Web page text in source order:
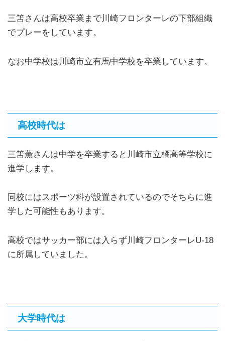
三笘さんは高校卒業まで川崎フロンターレの下部組織
でプレーをしています。
なお中学校は川崎市立有馬中学校を卒業しています。
高校時代は
三笘薫さんは中学を卒業すると川崎市立橘高等学校に
進学します。
同校にはスポーツ科が設置されているのでそちらに進
学した可能性もあります。
高校ではサッカー部には入らず川崎フロンターレU-18
に所属していました。
大学時代は